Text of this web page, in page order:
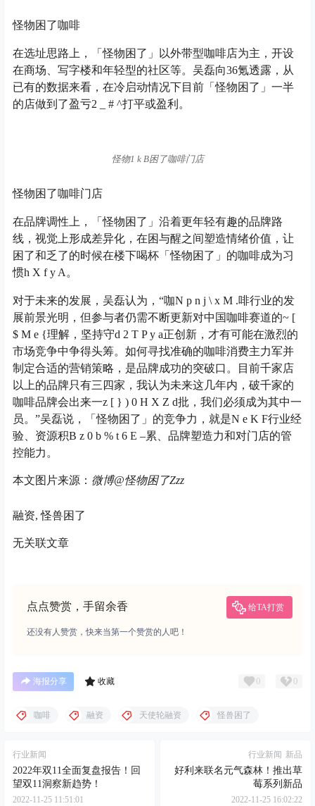
怪物困了咖啡
在选址思路上，「怪物困了」以外带型咖啡店为主，开设
在商场、写字楼和年轻型的社区等。吴磊向36氪透露，从
已有的数据来看，在冷启动情况下目前「怪物困了」一半
的店做到了盈亏2 _ # ^打平或盈利。
怪物1 k B困了咖啡门店
怪物困了咖啡门店
在品牌调性上，「怪物困了」沿着更年轻有趣的品牌路
线，视觉上形成差异化，在困与醒之间塑造情绪价值，让
困了和乏了的时候在楼下喝杯「怪物困了」的咖啡成为习
惯h X f y A 。
对于未来的发展，吴磊认为，“咖N p n j \ x M .啡行业的发
展前景光明，但参与者仍需不断更新对中国咖啡赛道的~ [
$ M e {理解，坚持守d 2 T P y a正创新，才有可能在激烈的
市场竞争中争得头筹。如何寻找准确的咖啡消费主力军并
制定合适的营销策略，是品牌成功的突破口。目前千家店
以上的品牌只有三四家，我认为未来这几年内，破千家的
咖啡品牌会出来一z [ } ) 0 H X Z d批，我们必须成为其中一
员。”吴磊说，「怪物困了」的竞争力，就是N e K F行业经
验、资源积B z 0 b % t 6 E –累、品牌塑造力和对门店的管
控能力。
本文图片来源： 微博@怪物困了Zzz
融资, 怪兽困了
无关联文章
点点赞赏，手留余香 给TA打赏
还没有人赞赏，快来当第一个赞赏的人吧！
海报分享 收藏 0 0
咖啡 融资 天使轮融资 怪兽困了
行业新闻
2022年双11全面复盘报告！回
望双11洞察新趋势！
2022-11-25 11:51:01
行业新闻 新品
好利来联名元气森林！推出草
莓系列新品
2022-11-25 16:02:22